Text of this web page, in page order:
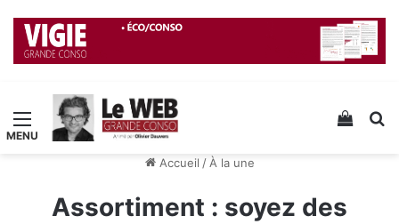
Menu Voir
Accueil / À la une
Assortiment : soyez des